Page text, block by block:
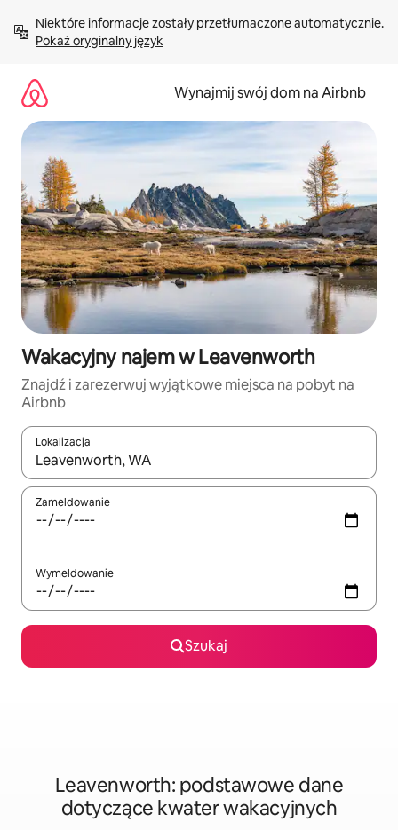
treści Pokaż oryginalny język
Wynajmij swój dom na Airbnb
Wakacyjny najem w Leavenworth
Znajdź i zarezerwuj wyjątkowe miejsca na pobyt na
Airbnb
Lokalizacja
Gdy wyniki będą dostępne, możesz poruszać się po nich za
Zameldowanie
Wymeldowanie
Szukaj
Leavenworth: podstawowe dane
dotyczące kwater wakacyjnych